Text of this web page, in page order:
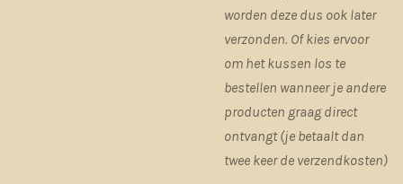
worden deze dus ook later
verzonden. Of kies ervoor
om het kussen los te
bestellen wanneer je andere
producten graag direct
ontvangt (je betaaltdan
twee keer de verzendkosten)